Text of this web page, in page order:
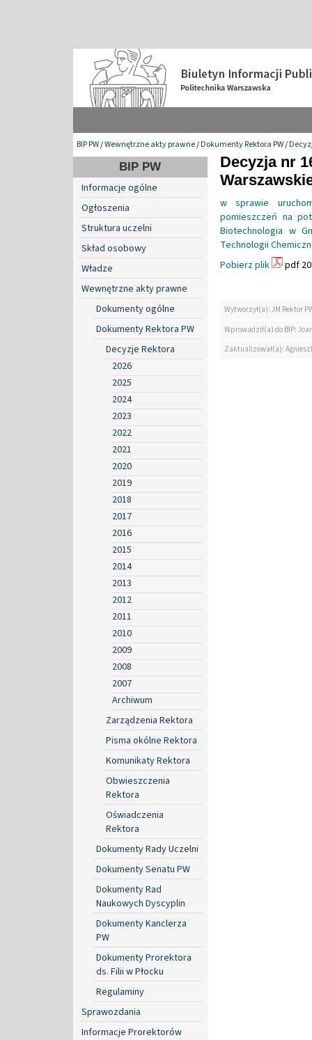
BIP PW/Wewnętrzne akty prawne/Dokumenty Rektora PW/
BIP PW
Informacje ogólne
Ogłoszenia
Struktura uczelni
Skład osobowy
Władze
Wewnętrzne akty prawne
Dokumenty ogólne
Dokumenty Rektora PW
Decyzje Rektora
2026
2025
2024
2023
2022
2021
2020
2019
2018
2017
2016
2015
2014
2013
2012
2011
2010
2009
2008
2007
Archiwum
Zarządzenia Rektora
Pisma okólne Rektora
Komunikaty Rektora
Obwieszczenia
Rektora
Oświadczenia
Rektora
Dokumenty Rady Uczelni
Dokumenty Senatu PW
Dokumenty Rad
Naukowych Dyscyplin
Dokumenty Kanclerza
PW
Dokumenty Prorektora
ds. Filii w Płocku
Regulaminy
Sprawozdania
Informacje Prorektorów
Decyzja nr
w sprawie
pomieszczeń na
Biotechnologia w
Technologii
Pobierz plik
pdf
Wytworzył(a): JM Rektor
Wprowadził(a) do BIP:
Zaktualizował(a):